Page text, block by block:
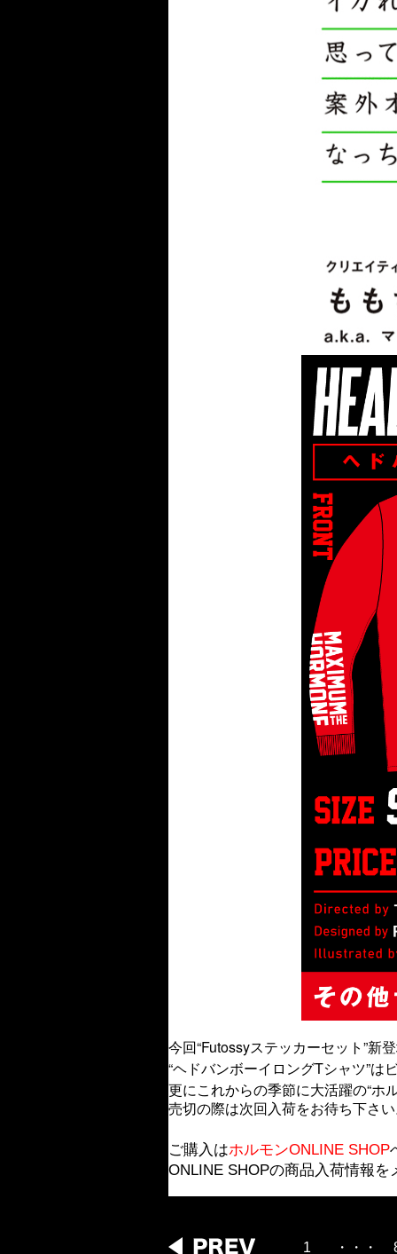
今回“Futossyステッカーセット”新
“ヘドバンボーイロングTシャツ”
更にこれからの季節に大活躍の“ホ
売切の際は次回入荷をお待ち下さ
ご購入はホルモンONLINE SHOP
ONLINE SHOPの商品入荷情報を
1 ・・・